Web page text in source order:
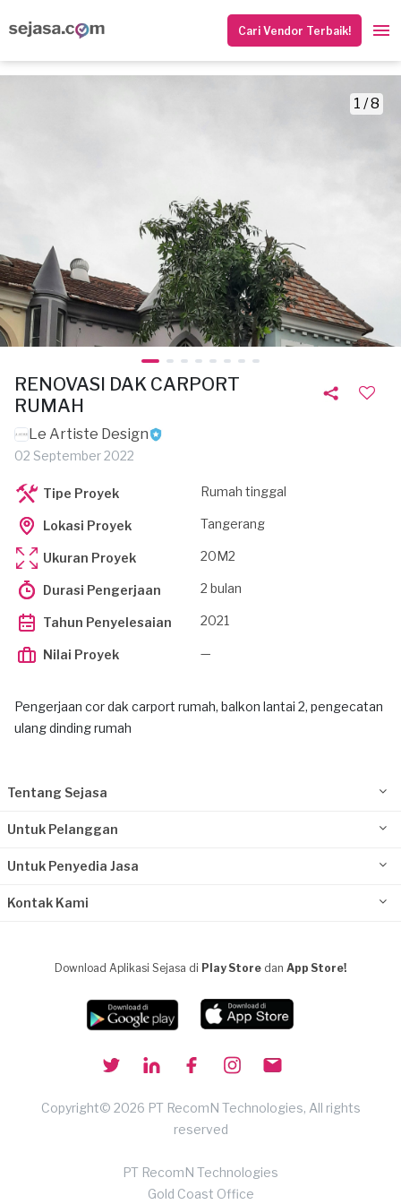
Cari Vendor Terbaik!
1 / 8
RENOVASI DAK CARPORT
RUMAH
Le Artiste Design
02 September 2022
Tipe Proyek Rumah tinggal
Lokasi Proyek Tangerang
Ukuran Proyek 20M2
Durasi Pengerjaan 2 bulan
Tahun Penyelesaian 2021
Nilai Proyek —
Pengerjaan cor dak carport rumah, balkon lantai 2, pengecatan
ulang dinding rumah
Tentang Sejasa
Untuk Pelanggan
Untuk Penyedia Jasa
Kontak Kami
Download Aplikasi Sejasa di Play Store dan App Store!
Copyright© 2026 PT RecomN Technologies, All rights
reserved
PT RecomN Technologies
Gold Coast Office